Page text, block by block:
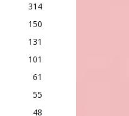
314
150
131
101
61
55
48